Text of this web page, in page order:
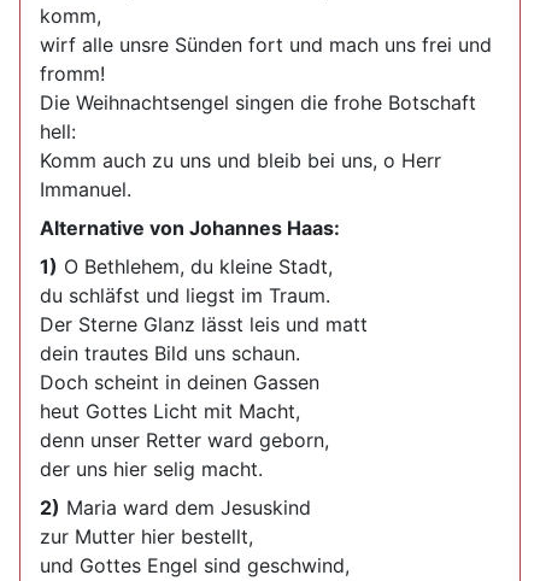
komm,
wirf alle unsre Sünden fort und mach uns frei und
fromm!
Die Weihnachtsengel singen die frohe Botschaft
hell:
Komm auch zu uns und bleib bei uns, o Herr
Immanuel.
Alternative von Johannes Haas:
1) O Bethlehem, du kleine Stadt,
du schläfst und liegst im Traum.
Der Sterne Glanz lässt leis und matt
dein trautes Bild uns schaun.
Doch scheint in deinen Gassen
heut Gottes Licht mit Macht,
denn unser Retter ward geborn,
der uns hier selig macht.
2) Maria ward dem Jesuskind
zur Mutter hier bestellt,
und Gottes Engel sind geschwind,